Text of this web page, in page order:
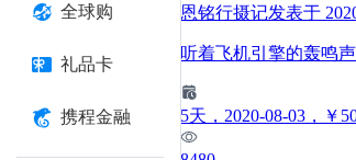
全球购
礼品卡
携程金融
恩铭行摄记发表于
听着飞机引擎的轰鸣
5天 ，2020-08-03 ，￥